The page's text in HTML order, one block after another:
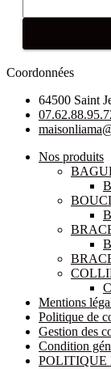
Coordonnées
64500 Saint
Nos produits
Mentions
Politique de
Gestion des
Condition
POLITIQUE